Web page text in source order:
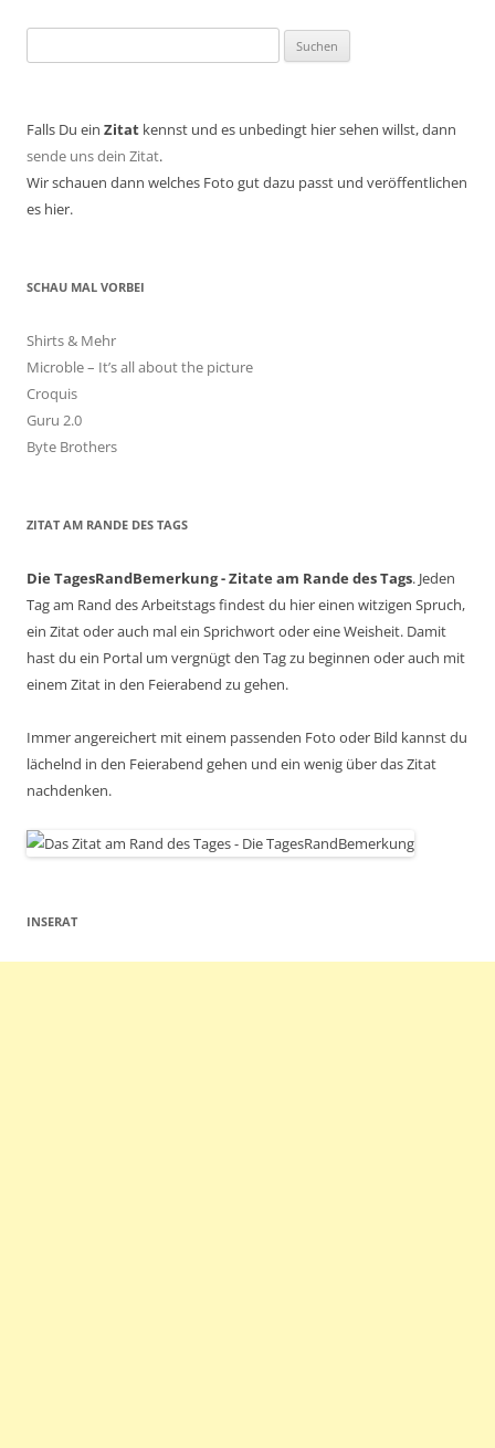
nach:
Falls Du ein Zitat kennst und es unbedingt hier sehen willst, dann
sende uns dein Zitat.
Wir schauen dann welches Foto gut dazu passt und veröffentlichen
es hier.
SCHAU MAL VORBEI
Shirts & Mehr
Microble – It’s all about the picture
Croquis
Guru 2.0
Byte Brothers
ZITAT AM RANDE DES TAGS
Die TagesRandBemerkung - Zitate am Rande des Tags. Jeden
Tag am Rand des Arbeitstags findest du hier einen witzigen Spruch,
ein Zitat oder auch mal ein Sprichwort oder eine Weisheit. Damit
hast du ein Portal um vergnügt den Tag zu beginnen oder auch mit
einem Zitat in den Feierabend zu gehen.
Immer angereichert mit einem passenden Foto oder Bild kannst du
lächelnd in den Feierabend gehen und ein wenig über das Zitat
nachdenken.
INSERAT